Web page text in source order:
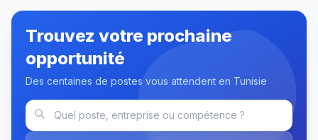
Trouvez votre prochaine
opportunité
Des centaines de postes vous attendent en Tunisie